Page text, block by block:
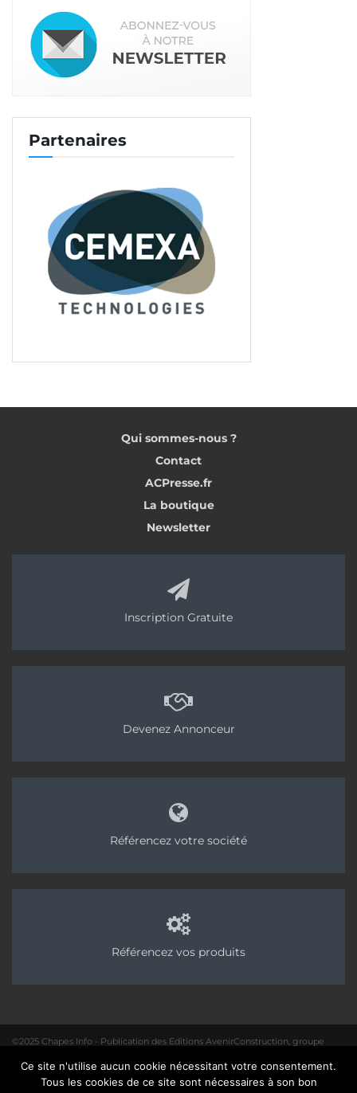
Partenaires
Qui sommes-nous ?
Contact
ACPresse.fr
La boutique
Newsletter
Inscription Gratuite
Devenez Annonceur
Référencez votre société
Référencez vos produits
©2025 Chapes Info - Publication des Editions AvenirConstruction, groupe
01 40 31 64 80 |
Rédaction Mentions légales – Politique de confidentialité
Ce site n'utilise aucun cookie nécessitant votre consentement.
Tous les cookies de ce site sont nécessaires à son bon